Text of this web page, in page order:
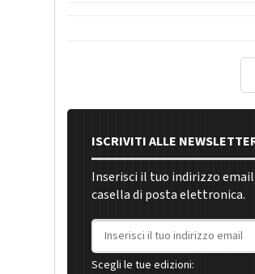
ISCRIVITI ALLE
Inserisci il tuo indirizzo
casella di posta elettronica.
Indirizzo email
Scegli le tue edizioni: